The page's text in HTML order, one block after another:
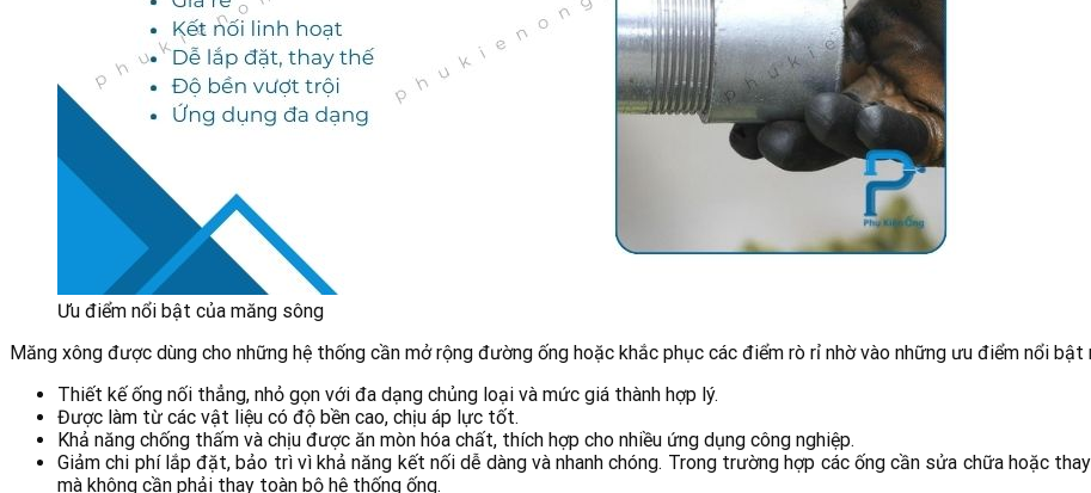
Ưu điểm nổi bật của măng sông
Măng xông được dùng cho những hệ thống cần mở rộng đường ống hoặc khắc phục các điểm rò rỉ nhờ vào những ưu điểm nổi bật
Thiết kế ống nối thẳng, nhỏ gọn với đa dạng chủng loại và mức giá thành hợp lý.
Được làm từ các vật liệu có độ bền cao, chịu áp lực tốt.
Khả năng chống thấm và chịu được ăn mòn hóa chất, thích hợp cho nhiều ứng dụng công nghiệp.
Giảm chi phí lắp đặt, bảo trì vì khả năng kết nối dễ dàng và nhanh chóng. Trong trường hợp các ống cần sửa chữa hoặc
mà không cần phải thay toàn bộ hệ thống ống.